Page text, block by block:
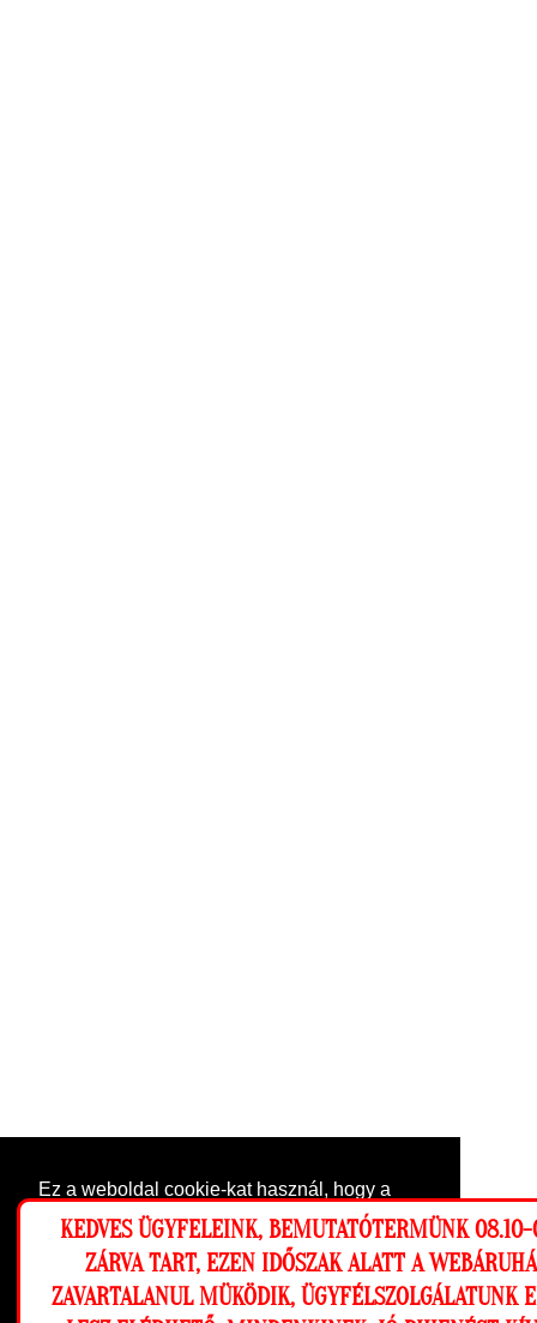
Ez a weboldal cookie-kat használ, hogy a
lehető legjobb élményt nyújtsa honlapunkon.
Beállítások
Elutasítom Engedélyezem
KEDVES ÜGYFELEINK, BEMUTATÓTERMÜNK
ZÁRVA TART, EZEN IDŐSZAK ALATT A
ZAVARTALANUL MÜKÖDIK, ÜGYFÉLSZOLGÁLATUNK